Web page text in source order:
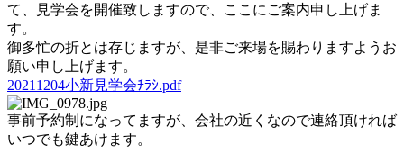
て、見学会を開催致しますので、ここにご案内申し上げま
す。
御多忙の折とは存じますが、是非ご来場を賜わりますようお
願い申し上げます。
20211204小新見学会ﾁﾗｼ.pdf
事前予約制になってますが、会社の近くなので連絡頂ければ
いつでも鍵あけます。